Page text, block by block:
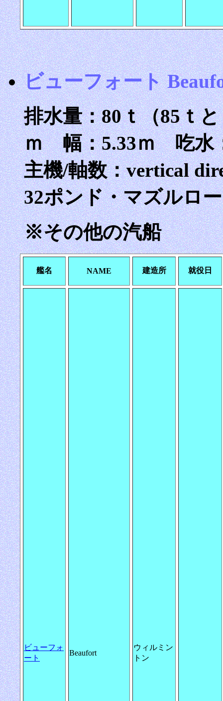
ビューフォート
排水量：80ｔ（85ｔ
ｍ 幅：5.33ｍ 吃水
主機/軸数：vertical
32ポンド・マズルロ
※その他の汽船
艦名 NAME 建造所 就役日
ビューフォ
ート
Beaufort
ウィルミン
トン